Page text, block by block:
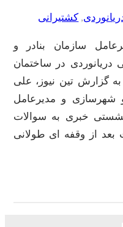
, کشتیرانی
سازمان بنادر و
دریانوردی در ساختمان
گزارش تین نیوز، علی
شهرسازی و مدیرعامل
نشستی خبری به سوالات
بعد از وقفه ای طولانی